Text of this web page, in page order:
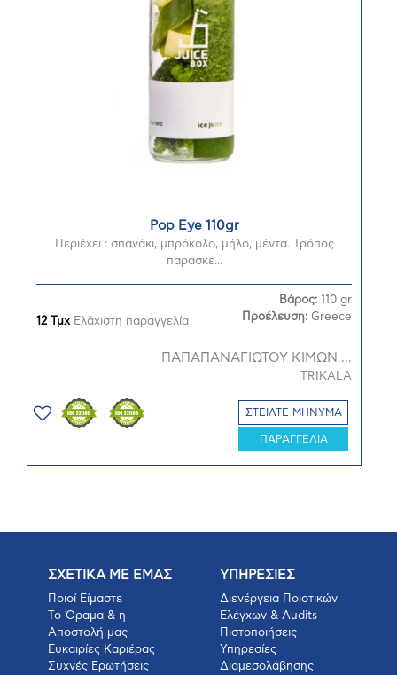
Pop Eye 110gr
Περιέχει : σπανάκι, μπρόκολο, μήλο, μέντα. Τρόπος
παρασκε...
12 ΤμχΕλάχιστη παραγγελία
Βάρος: 110 gr
Προέλευση: Greece
ΠΑΠΑΠΑΝΑΓΙΩΤΟΥ ΚΙΜΩΝ ...
TRIKALA
ΣΤΕΙΛΤΕ ΜΗΝΥΜΑ
ΠΑΡΑΓΓΕΛΙΑ
ΣΧΕΤΙΚΑ ΜΕ ΕΜΑΣ
Ποιοί Είμαστε
Το Όραμα & η
Αποστολή μας
Ευκαιρίες Καριέρας
Συχνές Ερωτήσεις
ΥΠΗΡΕΣΙΕΣ
Διενέργεια Ποιοτικών
Ελέγχων & Audits
Πιστοποιήσεις
Υπηρεσίες
Διαμεσολάβησης